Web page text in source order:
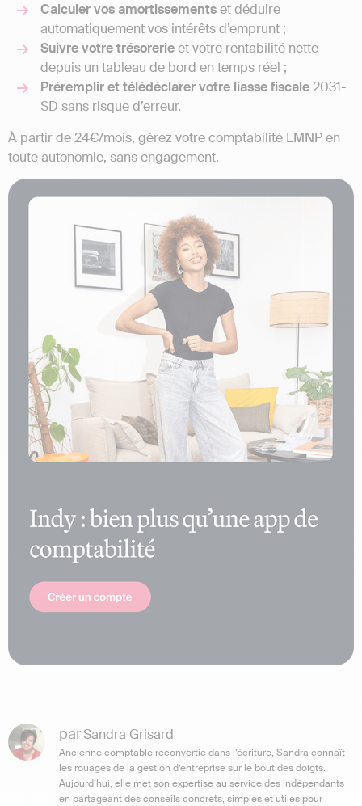
Calculer vos amortissementset déduire
automatiquement vos intérêts d’emprunt ;
Suivre votre trésorerieet votre rentabilité nette
depuis un tableau de bord en temps réel ;
Préremplir et télédéclarer votre liasse fiscale2031-
SD sans risque d’erreur.
À partir de 24€/mois, gérez votre comptabilité LMNP en
toute autonomie, sans engagement.
parSandra Grisard
Ancienne comptable reconvertie dans l’écriture, Sandra connaît
les rouages de la gestion d’entreprise sur le bout des doigts.
Aujourd’hui, elle met son expertise au service des indépendants
en partageant des conseils concrets, simples et utiles pour